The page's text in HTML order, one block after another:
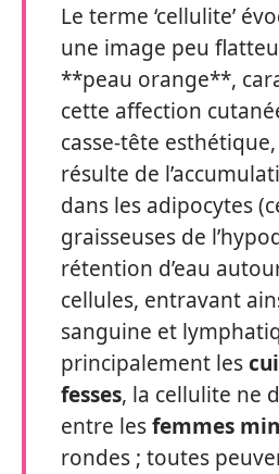
Le terme ‘cellulite’
une image peu
**peau orange**,
cette affection
casse-tête
résulte de
dans les adipocytes
graisseuses de
rétention d’eau
cellules, entravant
sanguine et
principalement les
fesses, la cellulite ne
entre lesfemmes
rondes ; toutes